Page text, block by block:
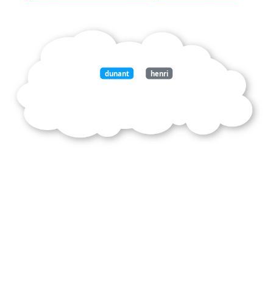
dunant henri